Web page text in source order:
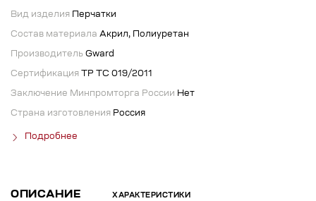
Вид изделия Перчатки
Состав материала Акрил, Полиуретан
Производитель Gward
Сертификация ТР ТС 019/2011
Заключение Минпромторга России Нет
Страна изготовления Россия
Подробнее
ОПИСАНИЕ ХАРАКТЕРИСТИКИ